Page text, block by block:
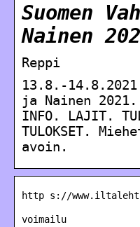
Suomen
Nainen
Reppi
13.8.-
ja Nainen
INFO. LAJIT.
TULOKSET.
avoin.
http s://
voimailu